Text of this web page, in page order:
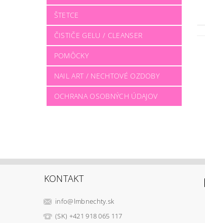
ŠTETCE
ČISTIČE GELU / CLEANSER
POMÔCKY
NAIL ART / NECHTOVÉ OZDOBY
OCHRANA OSOBNÝCH ÚDAJOV
KONTAKT
info@lmbnechty.sk
(SK) +421 918 065 117